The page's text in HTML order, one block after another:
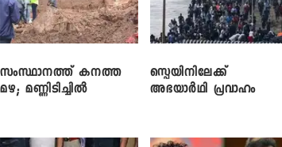
സംസ്ഥാനത്ത് കനത്ത
മഴ; മണ്ണിടിച്ചിൽ
സ്പെയിനിലേക്ക്
അഭയാർഥി പ്രവാഹം